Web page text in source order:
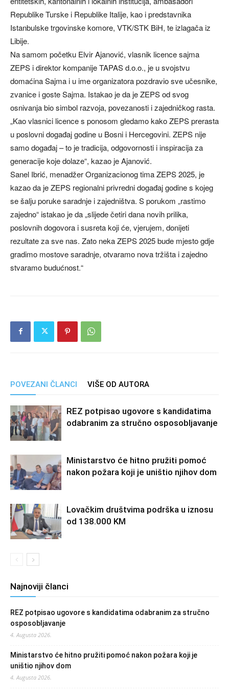
Republike Turske i Republike Italije, kao i predstavnika
Istanbulske trgovinske komore, VTK/STK BiH, te izlagača iz
Libije.
Na samom početku Elvir Ajanović, vlasnik licence sajma
ZEPS i direktor kompanije TAPAS d.o.o., je u svojstvu
domaćina Sajma i u ime organizatora pozdravio sve učesnike,
zvanice i goste Sajma. Istakao je da je ZEPS od svog
osnivanja bio simbol razvoja, povezanosti i zajedničkog rasta.
„Kao vlasnici licence s ponosom gledamo kako ZEPS prerasta
u poslovni događaj godine u Bosni i Hercegovini. ZEPS nije
samo događaj – to je tradicija, odgovornosti i inspiracija za
generacije koje dolaze“, kazao je Ajanović.
Sanel Ibrić, menadžer Organizacionog tima ZEPS 2025, je
kazao da je ZEPS regionalni privredni događaj godine s kojeg
se šalju poruke saradnje i zajedništva. S porukom „rastimo
zajedno“ istakao je da „slijede četiri dana novih prilika,
poslovnih dogovora i susreta koji će, vjerujem, donijeti
rezultate za sve nas. Zato neka ZEPS 2025 bude mjesto gdje
gradimo mostove saradnje, otvaramo nova tržišta i zajedno
stvaramo budućnost.“
POVEZANI ČLANCI VIŠE OD AUTORA
REZ potpisao ugovore s kandidatima
odabranim za stručno osposobljavanje
Ministarstvo će hitno pružiti pomoć
nakon požara koji je uništio njihov dom
Lovačkim društvima podrška u iznosu
od 138.000 KM
Najnoviji članci
REZ potpisao ugovore s kandidatima odabranim za stručno
osposobljavanje
4. Augusta 2026.
Ministarstvo će hitno pružiti pomoć nakon požara koji je
uništio njihov dom
4. Augusta 2026.